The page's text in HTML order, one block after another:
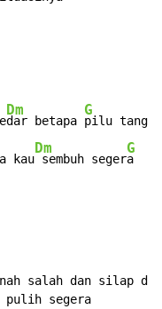
Dm
dar betapa
G
pilu
kau
Dm
sembuh seger
G
a
salah dan silap
pulih segera